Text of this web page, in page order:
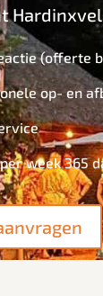
(offerte
op- en
week 365